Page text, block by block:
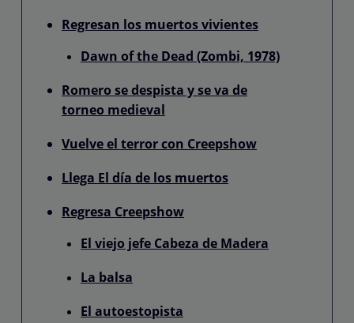
Regresan los muertos vivientes
Dawn of the Dead (Zombi, 1978)
Romero se despista y se va de
torneo medieval
Vuelve el terror con Creepshow
Llega El día de los muertos
Regresa Creepshow
El viejo jefe Cabeza de Madera
La balsa
El autoestopista